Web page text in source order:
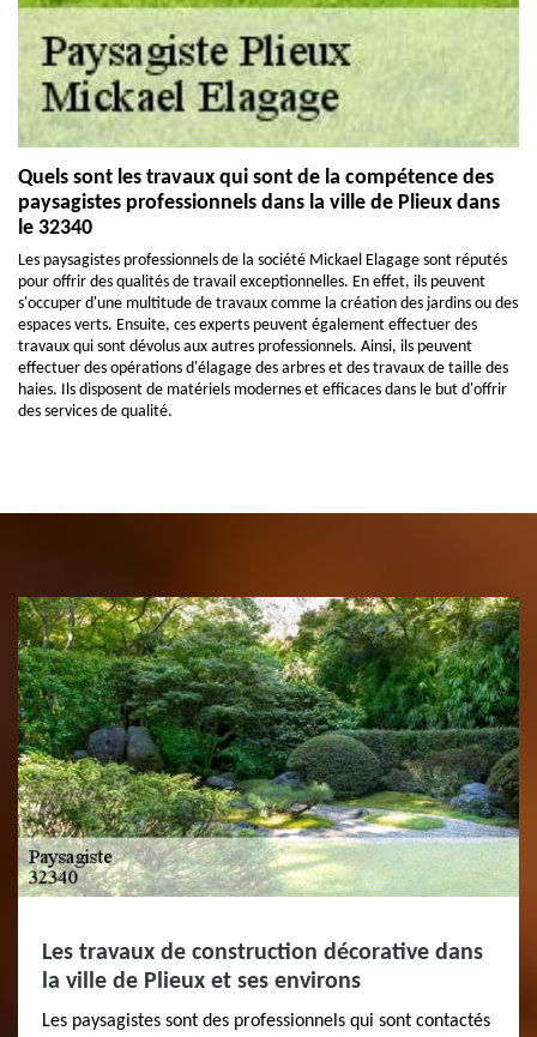
Quels sont les travaux qui sont de la compétence des
paysagistes professionnels dans la ville de Plieux dans
le 32340
Les paysagistes professionnels de la société Mickael Elagage sont réputés
pour offrir des qualités de travail exceptionnelles. En effet, ils peuvent
s'occuper d'une multitude de travaux comme la création des jardins ou des
espaces verts. Ensuite, ces experts peuvent également effectuer des
travaux qui sont dévolus aux autres professionnels. Ainsi, ils peuvent
effectuer des opérations d'élagage des arbres et des travaux de taille des
haies. Ils disposent de matériels modernes et efficaces dans le but d'offrir
des services de qualité.
Les travaux de construction décorative dans
la ville de Plieux et ses environs
Les paysagistes sont des professionnels qui sont contactés